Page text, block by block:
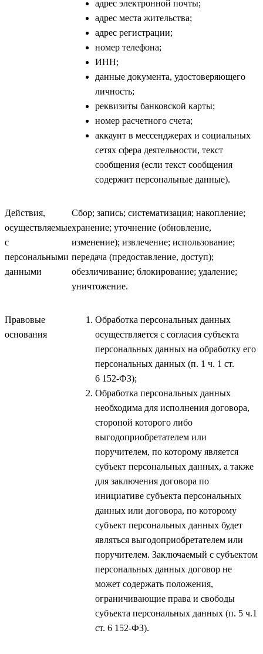
адрес электронной почты;
адрес места жительства;
адрес регистрации;
номер телефона;
ИНН;
данные документа, удостоверяющего
личность;
реквизиты банковской карты;
номер расчетного счета;
аккаунт в мессенджерах и социальных
сетях сфера деятельности, текст
сообщения (если текст сообщения
содержит персональные данные).
Действия,
осуществляемые
с
персональными
данными
Сбор; запись; систематизация; накопление;
хранение; уточнение (обновление,
изменение); извлечение; использование;
передача (предоставление, доступ);
обезличивание; блокирование; удаление;
уничтожение.
Правовые
основания
Обработка персональных данных
осуществляется с согласия субъекта
персональных данных на обработку его
персональных данных (п. 1 ч. 1 ст.
6 152-ФЗ);
Обработка персональных данных
необходима для исполнения договора,
стороной которого либо
выгодоприобретателем или
поручителем, по которому является
субъект персональных данных, а также
для заключения договора по
инициативе субъекта персональных
данных или договора, по которому
субъект персональных данных будет
являться выгодоприобретателем или
поручителем. Заключаемый с субъектом
персональных данных договор не
может содержать положения,
ограничивающие права и свободы
субъекта персональных данных (п. 5 ч.1
ст. 6 152-ФЗ).